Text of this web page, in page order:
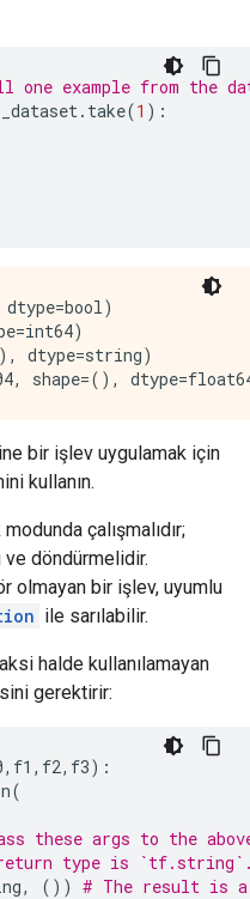
example from the
. take(1 ):
dtype=string)
bir işlev uygulamak için
kullanın.
çalışmalıdır;
ve döndürmelidir.
olmayan bir işlev, uyumlu
ile sarılabilir.
halde kullanılamayan
gerektirir:
, f1 , f2, f3):
(
these args to the
type is
, ()) # The result is